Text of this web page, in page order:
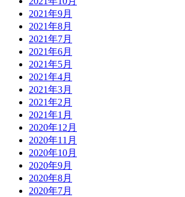
2021年9月
2021年8月
2021年7月
2021年6月
2021年5月
2021年4月
2021年3月
2021年2月
2021年1月
2020年12月
2020年11月
2020年10月
2020年9月
2020年8月
2020年7月